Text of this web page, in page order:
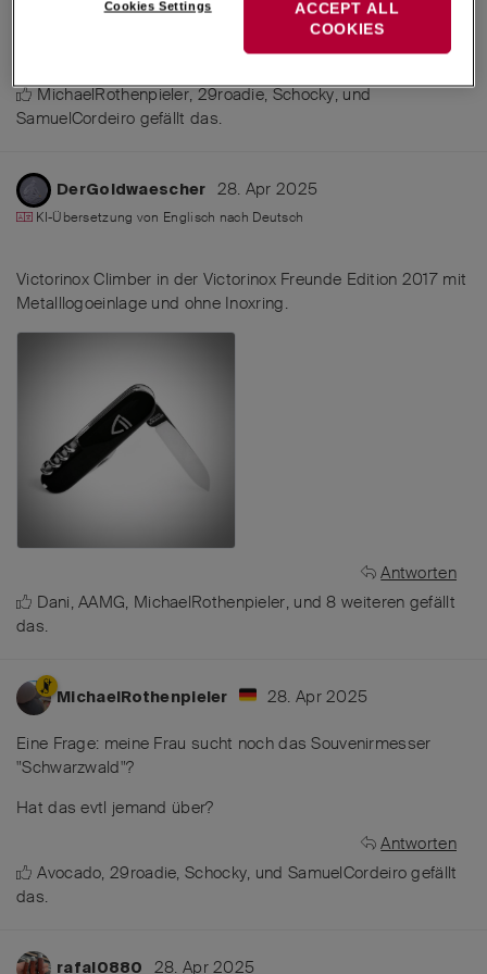
MichaelRothenpieler,29roadie,Schocky, und
SamuelCordeiro gefällt das.
DerGoldwaescher 28. Apr 2025
KI-Übersetzung von Englisch nach Deutsch
Victorinox Climber in der Victorinox Freunde Edition 2017 mit
Metalllogoeinlage und ohne Inoxring.
Antworten
Dani,AAMG, MichaelRothenpieler, und8 weiteren gefällt
das.
MichaelRothenpieler 28. Apr 2025
Eine Frage: meine Frau sucht noch das Souvenirmesser
"Schwarzwald"?
Hat das evtl jemand über?
Antworten
Avocado,29roadie,Schocky, und SamuelCordeiro gefällt
das.
rafal0880 28. Apr 2025
Cookies Settings
ACCEPT ALL
COOKIES